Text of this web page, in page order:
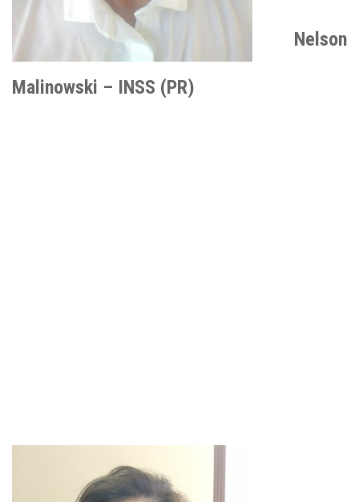
Nelson
Malinowski – INSS (PR)